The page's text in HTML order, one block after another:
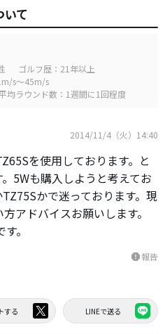
て
ゴルフ歴：21年以上
s～45m/s
均ラウンド数：1週間に1回程度
2014/11/4（火）14:40
を使用しております。と
5Wも購入しようと考えてお
かで迷っております。現
アドバイスお願いします。
。
report報告
する LINEで送る